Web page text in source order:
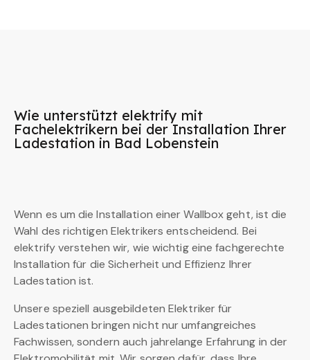
Wie unterstützt elektrify mit
Fachelektrikern bei der Installation Ihrer
Ladestation in Bad Lobenstein
Wenn es um die Installation einer Wallbox geht, ist die
Wahl des richtigen Elektrikers entscheidend. Bei
elektrify verstehen wir, wie wichtig eine fachgerechte
Installation für die Sicherheit und Effizienz Ihrer
Ladestation ist.
Unsere speziell ausgebildeten Elektriker für
Ladestationen bringen nicht nur umfangreiches
Fachwissen, sondern auch jahrelange Erfahrung in der